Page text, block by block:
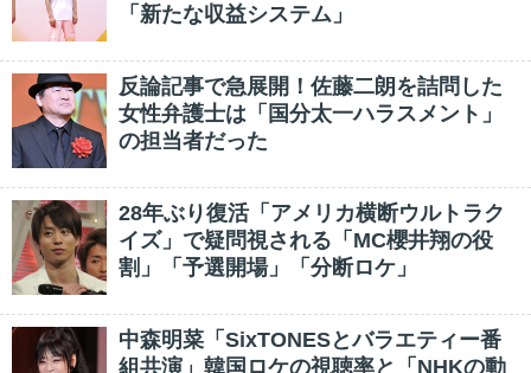
「新たな収益システム」
反論記事で急展開！佐藤二朗を詰問した
女性弁護士は「国分太一ハラスメント」
の担当者だった
28年ぶり復活「アメリカ横断ウルトラク
イズ」で疑問視される「MC櫻井翔の役
割」「予選開場」「分断ロケ」
中森明菜「SixTONESとバラエティー番
組共演」韓国ロケの視聴率と「NHKの動